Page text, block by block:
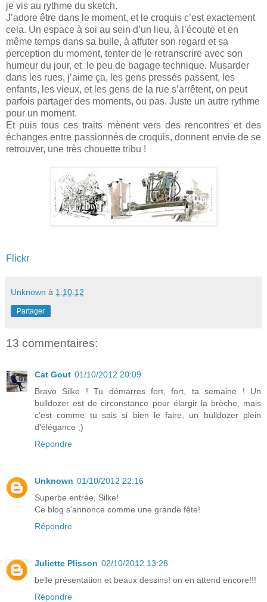
je vis au rythme du sketch.
J’adore être dans le moment, et le croquis c’est exactement
cela. Un espace à soi au sein d’un lieu, à l’écoute et en
même temps dans sa bulle, à affuter son regard et sa
perception du moment, tenter de le retranscrire avec son
humeur du jour, et
le peu de bagage technique. Musarder
dans les rues, j’aime ça, les gens pressés passent, les
enfants, les vieux, et les gens de la rue s’arrêtent, on peut
parfois partager des moments, ou pas. Juste un autre rythme
pour un moment.
Et puis tous ces traits mènent vers des rencontres et des
échanges entre passionnés de croquis, donnent envie de se
retrouver, une très chouette tribu !
Flickr
Unknown à 1.10.12
Partager
13 commentaires:
Cat Gout 01/10/2012 20:09
Bravo Silke ! Tu démarres fort, fort, ta semaine ! Un
bulldozer est de circonstance pour élargir la brèche, mais
c'est comme tu sais si bien le faire, un bulldozer plein
d'élégance ;)
Répondre
Unknown 01/10/2012 22:16
Superbe entrée, Silke!
Ce blog s'annonce comme une grande fête!
Répondre
Juliette Plisson 02/10/2012 13:28
belle présentation et beaux dessins! on en attend encore!!!
Répondre